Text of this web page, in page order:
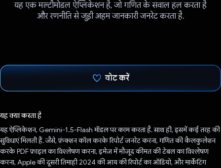
यह एक मल्टीमोडल ऐप्लिकेशन है, जो गणित के सवाल हल करता है
और रणनीति से जुड़ी अहम जानकारी जनरेट करता है.
वोट करें
यह क्या करता है
यह ऐप्लिकेशन, Gemini-1.5-Flash मॉडल पर काम करता है. साथ ही, इसमें कई तरह की
सुविधाएं मिलती हैं. जैसे, फ़ंक्शन कॉल करके रिपोर्ट जनरेट करना, गणित की कैलकुलेशन
करके PDF फ़ाइल का विश्लेषण करना, इमेज में मौजूद कीमत की टेबल का विश्लेषण
करना, Apple की दूसरी तिमाही 2024 की आय की रिपोर्ट का ऑडियो, और मार्केटिंग